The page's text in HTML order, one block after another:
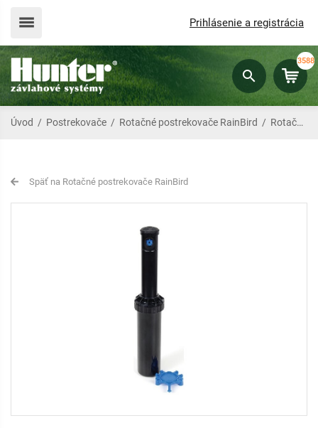
Prihlásenie a registrácia
3588
Úvod / Postrekovače / Rotačné postrekovače RainBird / Rotačný postrekovač 3504 PC
Späť na Rotačné postrekovače RainBird